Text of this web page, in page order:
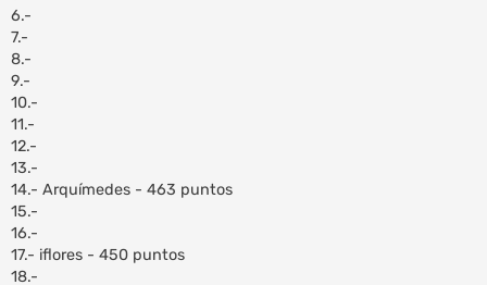
6.-
7.-
8.-
9.-
10.-
11.-
12.-
13.-
14.- Arquímedes - 463 puntos
15.-
16.-
17.- iflores - 450 puntos
18.-